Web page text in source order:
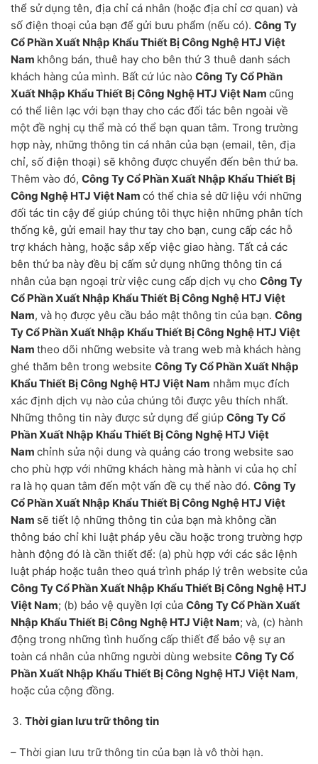
thể sử dụng tên, địa chỉ cá nhân (hoặc địa chỉ cơ quan) và
số điện thoại của bạn để gửi bưu phẩm (nếu có). Công Ty
Cổ Phần Xuất Nhập Khẩu Thiết Bị Công Nghệ HTJ Việt
Nam không bán, thuê hay cho bên thứ 3 thuê danh sách
khách hàng của mình. Bất cứ lúc nào Công Ty Cổ Phần
Xuất Nhập Khẩu Thiết Bị Công Nghệ HTJ Việt Nam cũng
có thể liên lạc với bạn thay cho các đối tác bên ngoài về
một đề nghị cụ thể mà có thể bạn quan tâm. Trong trường
hợp này, những thông tin cá nhân của bạn (email, tên, địa
chỉ, số điện thoại) sẽ không được chuyển đến bên thứ ba.
Thêm vào đó, Công Ty Cổ Phần Xuất Nhập Khẩu Thiết Bị
Công Nghệ HTJ Việt Nam có thể chia sẻ dữ liệu với những
đối tác tin cậy để giúp chúng tôi thực hiện những phân tích
thống kê, gửi email hay thư tay cho bạn, cung cấp các hỗ
trợ khách hàng, hoặc sắp xếp việc giao hàng. Tất cả các
bên thứ ba này đều bị cấm sử dụng những thông tin cá
nhân của bạn ngoại trừ việc cung cấp dịch vụ cho Công Ty
Cổ Phần Xuất Nhập Khẩu Thiết Bị Công Nghệ HTJ Việt
Nam, và họ được yêu cầu bảo mật thông tin của bạn. Công
Ty Cổ Phần Xuất Nhập Khẩu Thiết Bị Công Nghệ HTJ Việt
Nam theo dõi những website và trang web mà khách hàng
ghé thăm bên trong website Công Ty Cổ Phần Xuất Nhập
Khẩu Thiết Bị Công Nghệ HTJ Việt Nam nhằm mục đích
xác định dịch vụ nào của chúng tôi được yêu thích nhất.
Những thông tin này được sử dụng để giúp Công Ty Cổ
Phần Xuất Nhập Khẩu Thiết Bị Công Nghệ HTJ Việt
Nam chỉnh sửa nội dung và quảng cáo trong website sao
cho phù hợp với những khách hàng mà hành vi của họ chỉ
ra là họ quan tâm đến một vấn đề cụ thể nào đó. Công Ty
Cổ Phần Xuất Nhập Khẩu Thiết Bị Công Nghệ HTJ Việt
Nam sẽ tiết lộ những thông tin của bạn mà không cần
thông báo chỉ khi luật pháp yêu cầu hoặc trong trường hợp
hành động đó là cần thiết để: (a) phù hợp với các sắc lệnh
luật pháp hoặc tuân theo quá trình pháp lý trên website của
Công Ty Cổ Phần Xuất Nhập Khẩu Thiết Bị Công Nghệ HTJ
Việt Nam; (b) bảo vệ quyền lợi của Công Ty Cổ Phần Xuất
Nhập Khẩu Thiết Bị Công Nghệ HTJ Việt Nam; và, (c) hành
động trong những tình huống cấp thiết để bảo vệ sự an
toàn cá nhân của những người dùng website Công Ty Cổ
Phần Xuất Nhập Khẩu Thiết Bị Công Nghệ HTJ Việt Nam,
hoặc của cộng đồng.
Thời gian lưu trữ thông tin
– Thời gian lưu trữ thông tin của bạn là vô thời hạn.